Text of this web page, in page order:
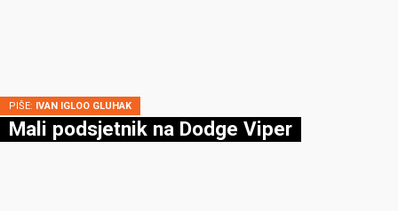
PIŠE: IVAN IGLOO GLUHAK
Mali podsjetnik na Dodge Viper